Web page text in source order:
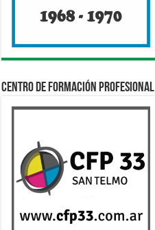
Centro de Formación Profesional